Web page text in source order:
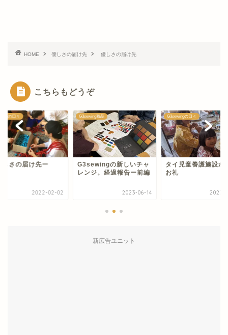
HOME 優しさの届け先 優しさの届け先
こちらもどうぞ
の日々
しさの届け先ー
2022-02-02
G3sewing商品
G3sewingの新しいチャ
レンジ。経過報告ー前編
2023-06-14
G3sewingの日々
タイ児童養護施設か
お礼
2023-
新広告ユニット